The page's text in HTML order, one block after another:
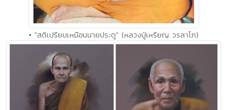
• "สติเปรียบเหมือนนายประตู" (หลวงปู่เหรียญ วรลาโภ)